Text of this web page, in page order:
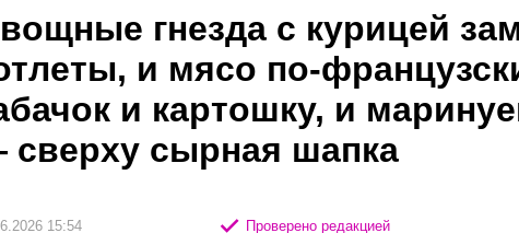
гнезда с курицей
и мясо по-
и картошку, и
сырная шапка
15:54 Проверено редакцией